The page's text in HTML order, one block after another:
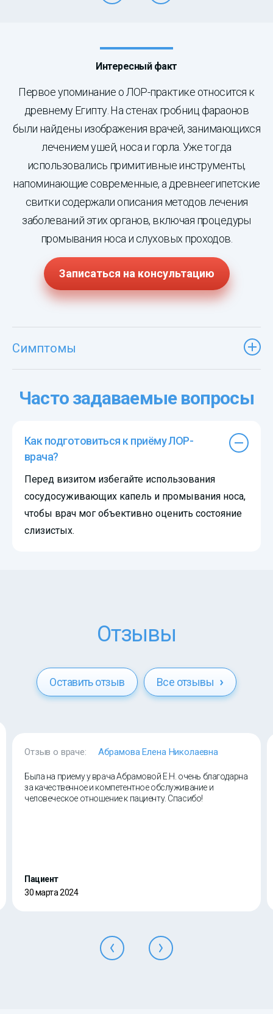
Интересный факт
Первое упоминание о ЛОР-практике относится к
древнему Египту. На стенах гробниц фараонов
были найдены изображения врачей, занимающихся
лечением ушей, носа и горла. Уже тогда
использовались примитивные инструменты,
напоминающие современные, а древнеегипетские
свитки содержали описания методов лечения
заболеваний этих органов, включая процедуры
промывания носа и слуховых проходов.
Записаться на консультацию
Симптомы
Часто задаваемые вопросы
Как подготовиться к приёму ЛОР-
врача?
Перед визитом избегайте использования
сосудосуживающих капель и промывания носа,
чтобы врач мог объективно оценить состояние
слизистых.
Отзывы
Оставить отзыв Все отзывы
Отзыв о враче: Абрамова Елена Николаевна
Была на приему у врача Абрамовой Е.Н. очень благодарна
за качественное и компетентное обслуживание и
человеческое отношение к пациенту. Спасибо!
Пациент
30 марта 2024